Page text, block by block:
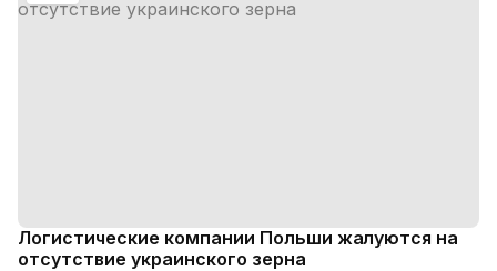
Логистические компании Польши жалуются на
отсутствие украинского зерна